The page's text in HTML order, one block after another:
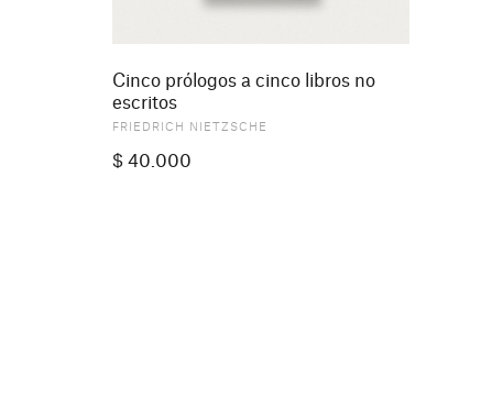
Cinco prólogos a cinco libros no
escritos
FRIEDRICH NIETZSCHE
$ 40.000